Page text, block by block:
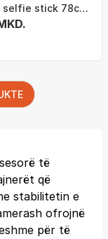
stick 78cm,
me
të
që
stabilitetin e
ofrojnë
për të